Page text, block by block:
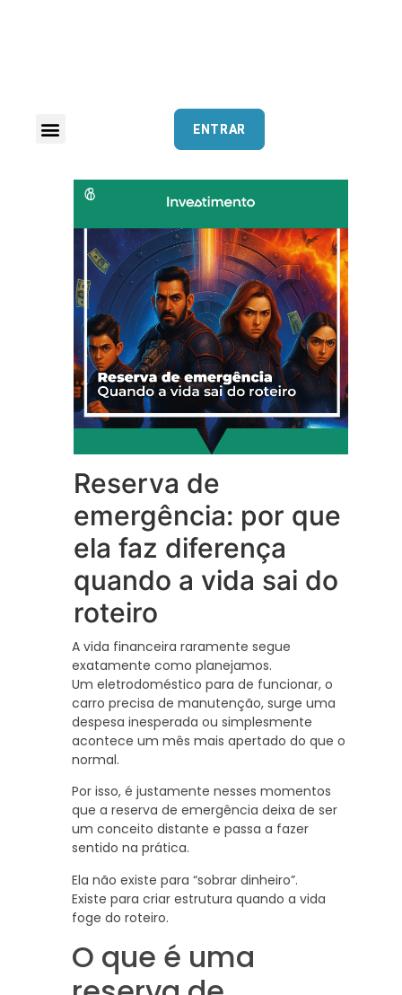
ENTRAR
Reserva de
emergência: por que
ela faz diferença
quando a vida sai do
roteiro
A vida financeira raramente segue
exatamente como planejamos.
Um eletrodoméstico para de funcionar, o
carro precisa de manutenção, surge uma
despesa inesperada ou simplesmente
acontece um mês mais apertado do que o
normal.
Por isso, é justamente nesses momentos
que a reserva de emergência deixa de ser
um conceito distante e passa a fazer
sentido na prática.
Ela não existe para “sobrar dinheiro”.
Existe para criar estrutura quando a vida
foge do roteiro.
O que é uma